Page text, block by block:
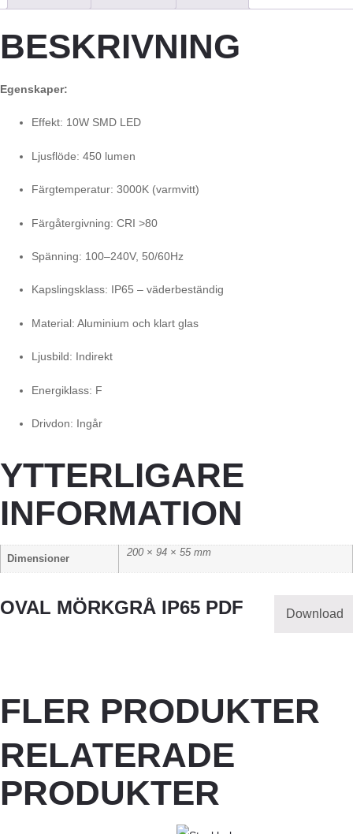
BESKRIVNING
Egenskaper:
Effekt: 10W SMD LED
Ljusflöde: 450 lumen
Färgtemperatur: 3000K (varmvitt)
Färgåtergivning: CRI >80
Spänning: 100–240V, 50/60Hz
Kapslingsklass: IP65 – väderbeständig
Material: Aluminium och klart glas
Ljusbild: Indirekt
Energiklass: F
Drivdon: Ingår
YTTERLIGARE
INFORMATION
Dimensioner
200 × 94 × 55 mm
OVAL MÖRKGRÅ IP65 PDF Download
FLER PRODUKTER
RELATERADE
PRODUKTER